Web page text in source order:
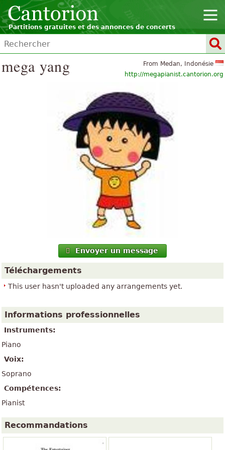
Partitions gratuites et des annonces de concerts
From Medan, Indonésie
http://megapianist.cantorion.org
mega yang
Envoyer un message
Téléchargements
This user hasn't uploaded any arrangements yet.
Informations professionnelles
Instruments:
Piano
Voix:
Soprano
Compétences:
Pianist
Recommandations